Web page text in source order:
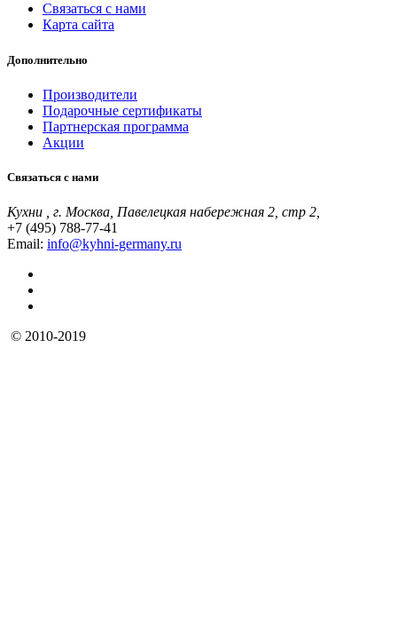
Связаться с нами
Карта сайта
Дополнительно
Производители
Подарочные сертификаты
Партнерская программа
Акции
Связаться с нами
Кухни , г. Москва, Павелецкая набережная 2, стр 2,
+7 (495) 788-77-41
Email: info@kyhni-germany.ru
© 2010-2019